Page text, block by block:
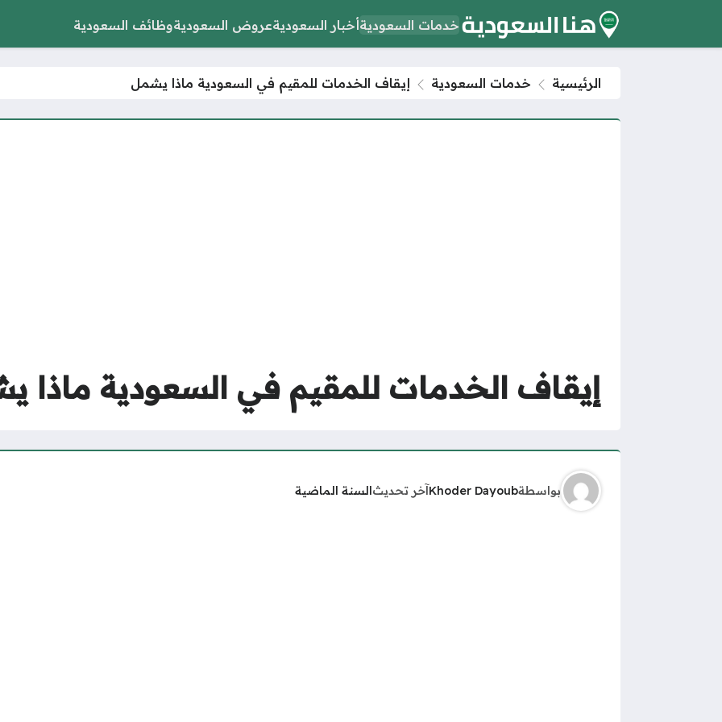
خدمات السعوديةأخبار السعوديةعروض السعوديةوظائف السعودية
الرئيسية خدمات السعودية إيقاف الخدمات للمقيم في السعودية ماذا يشمل
إيقاف الخدمات للمقيم في السعودية ماذا
بواسطةKhoder Dayoubآخر تحديثالسنة الماضية